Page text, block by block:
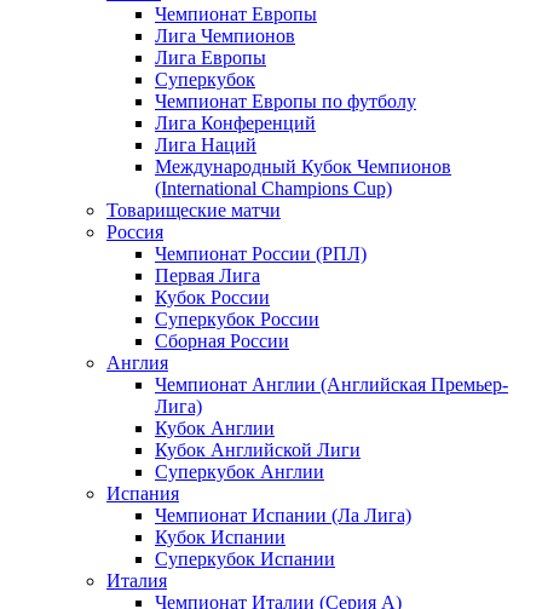
Чемпионат Европы
Лига Чемпионов
Лига Европы
Суперкубок
Чемпионат Европы по футболу
Лига Конференций
Лига Наций
Международный Кубок Чемпионов
(International Champions Cup)
Товарищеские матчи
Россия
Чемпионат России (РПЛ)
Первая Лига
Кубок России
Суперкубок России
Сборная России
Англия
Чемпионат Англии (Английская Премьер-
Лига)
Кубок Англии
Кубок Английской Лиги
Суперкубок Англии
Испания
Чемпионат Испании (Ла Лига)
Кубок Испании
Суперкубок Испании
Италия
Чемпионат Италии (Серия А)